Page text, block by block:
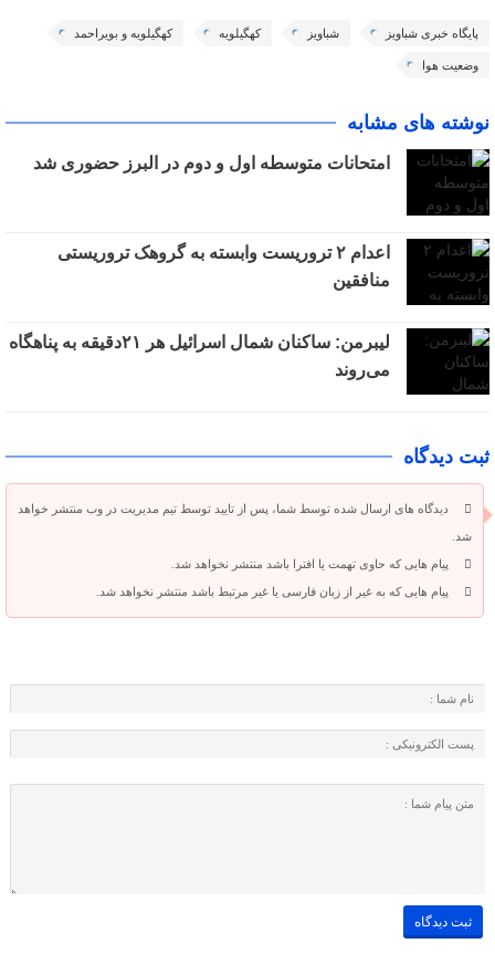
پایگاه خبری شباویز شباویز کهگیلویه کهگیلویه و بویراحمد
وضعیت هوا
نوشته های مشابه
امتحانات متوسطه اول و دوم در البرز حضوری شد
اعدام ۲ تروریست وابسته به گروهک تروریستی
منافقین
لیبرمن: ساکنان شمال اسرائیل هر ۲۱دقیقه به پناهگاه
می‌روند
ثبت دیدگاه
دیدگاه های ارسال شده توسط شما، پس از تایید توسط تیم مدیریت در وب منتشر خواهد
شد.
پیام هایی که حاوی تهمت یا افترا باشد منتشر نخواهد شد.
پیام هایی که به غیر از زبان فارسی یا غیر مرتبط باشد منتشر نخواهد شد.